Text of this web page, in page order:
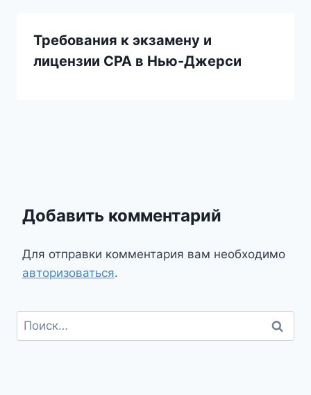
Требования к экзамену и
лицензии CPA в Нью-Джерси
Добавить комментарий
Для отправки комментария вам необходимо
авторизоваться.
Найти: